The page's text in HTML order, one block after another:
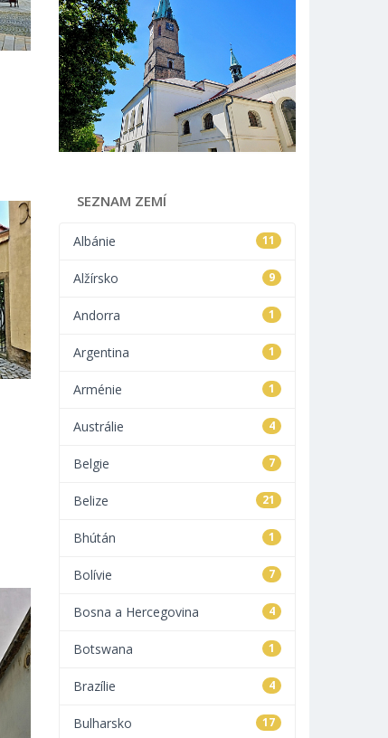
SEZNAM ZEMÍ
11
Albánie
9
Alžírsko
1
Andorra
1
Argentina
1
Arménie
4
Austrálie
7
Belgie
21
Belize
1
Bhútán
7
Bolívie
4
Bosna a Hercegovina
1
Botswana
4
Brazílie
17
Bulharsko